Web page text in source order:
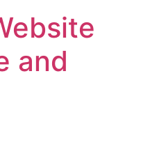
and